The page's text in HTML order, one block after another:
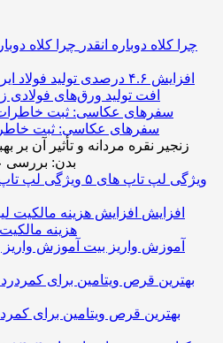
چرا کلاه دوباره انقدر
افت تولید ورق‌های
سفرهای عکاسی: ثبت
زنجیر نقره مردانه و تأثیر آن بر
بدن: بررسی
۵ ویژگی لپ تاپ های
افزایش
هزینه مالکیت
آموزش واریز بیت
بهترین قرص ویتامین برای